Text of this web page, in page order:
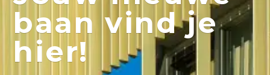
baan vind je
hier!